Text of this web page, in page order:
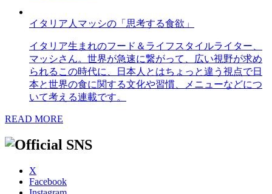
イタリア人マッシの「思考する食欲」
イタリア生まれのフード＆ライフスタイルライター、
マッシさん。世界が急速に繋がって、広い視野が求め
られるこの時代に、日本人とはちょっと違う視点で日
本と世界の食に関する文化や習慣、メニューなどにつ
いて考える連載です。
READ MORE
X
Facebook